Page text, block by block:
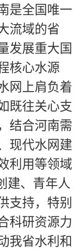
是全国唯一
流域的省
发展重大国
核心水源
网上肩负着
既往关心支
结合河南需
现代水网建
利用等领域
建、青年人
支持，特别
科研资源力
我省水利和